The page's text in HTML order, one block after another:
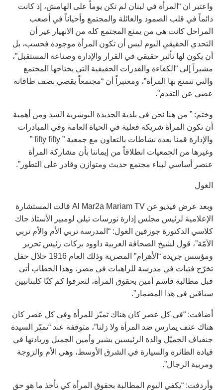
واعتبر ان “المرأة في لبنان لم تكن يوماً على الهامش، إذ كانت
دائماً في قلب الصمود والعائلة والمجتمع وأحياناً في أصعب
المراحل كانت هي من يمنع المجتمع كله من الانهيار غير أن
التحدي الحقيقي اليوم ليس أن تكون المرأة موجودة فحسب، بل
أن يكون لها تأثير حقيقي في القرار والإدارة وصناعة المستقبل”،
مشيراً إلى “الكفاءة والقدرات الحقيقية التي يحتاجها المجتمع
والتي تتمتع بها المرأة”، ومعتبراً أن “مجتمعاً يقصي نصف طاقاته
عصي عن التقدم”.
وختم: ” من هنا نحن في بلدية الجديدة البوشرية السد ومن أهمية
أن تكون المرأة شريكة فعلية في الحياة العامة وفي المبادرات
والإدارة قمنا بعدة نشاطات بالتعاون مع جمعية ” fifty fifty ”
وغيرها من الجمعيات انطلاقاً من إيماننا بأن مشاركة المرأة
عنصر أساسي لبناء مجتمع حديث ومتوازن وقادر على التطور”.
الغول
وبعد عرض فيديو عن Al Mar2a Mariam TV قالت المستشارة
الإعلامية لرئيس مجلس إدارة نورسات تيلي لوميير الأستاذ جاك
كلاسي الدكتورة جوزفين الغول: “المدرسة تربي الأم والأم تربي
الأمّة”، قول لشيخ الصحافة العربية داوود بركات رئيس تحرير
ومؤسس جريدة “الأهرام” المصرية وذلك العام 1916 خلال حفل
تخرّج فتيات في مدرسة للراهبات في مصر، وهذا الخطاب أتى
قبل مطالبة قاسم أمين بحقوق المرأة، لتعرفوا كم كنّا كلبنانيين
سباقين في هذا المضمار”.
أضافت: “في كل عصر كان هناك تميّز للمرأة وفي كل عصر كان
هناك عنف يمارس ضد المرأة ولا زلنا”، متوقفة عند “تميّر السيدة
جنفياف الجميّل والدة الرئيسين بشير وأمين الجميل وريادتها في
قيادة الطائرة والسيارة في الشرق الأوسط، وهي الأم والزوجة
ومربية الرجال”.
وأردفت: “يكفي اليوم المطالبة بحقوق المرأة كي تأخذ ما هو حق